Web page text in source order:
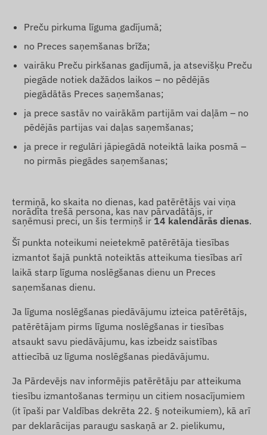
Preču pirkuma līguma gadījumā;
no Preces saņemšanas brīža;
vairāku Preču pirkšanas gadījumā, ja atsevišķu Preču
piegāde notiek dažādos laikos – no pēdējās
piegādātās Preces saņemšanas;
ja prece sastāv no vairākām partijām vai daļām – no
pēdējās partijas vai daļas saņemšanas;
ja prece ir regulāri jāpiegādā noteiktā laika posmā –
no pirmās piegādes saņemšanas;
termiņā, ko skaita no dienas, kad patērētājs vai viņa
norādīta trešā persona, kas nav pārvadātājs, ir
saņēmusi preci, un šis termiņš ir 14 kalendārās dienas.
Šī punkta noteikumi neietekmē patērētāja tiesības
izmantot šajā punktā noteiktās atteikuma tiesības arī
laikā starp līguma noslēgšanas dienu un Preces
saņemšanas dienu.
Ja līguma noslēgšanas piedāvājumu izteica patērētājs,
patērētājam pirms līguma noslēgšanas ir tiesības
atsaukt savu piedāvājumu, kas izbeidz saistības
attiecībā uz līguma noslēgšanas piedāvājumu.
Ja Pārdevējs nav informējis patērētāju par atteikuma
tiesību izmantošanas termiņu un citiem nosacījumiem
(it īpaši par Valdības dekrēta 22. § noteikumiem), kā arī
par deklarācijas paraugu saskaņā ar 2. pielikumu,